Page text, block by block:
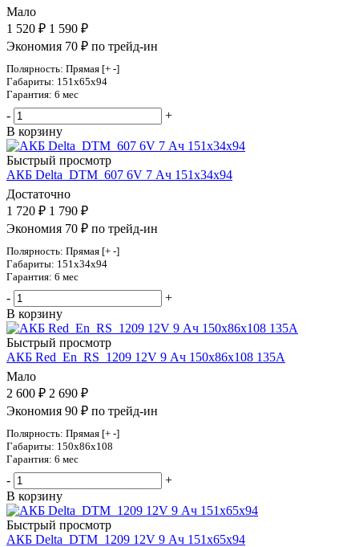
Мало
1 520 ₽ 1 590 ₽
Экономия 70 ₽ по трейд-ин
Полярность: Прямая [+ -]
Габариты: 151x65x94
Гарантия: 6 мес
-
+
В корзину
Быстрый просмотр
АКБ Delta_DTM_607 6V 7 Ач 151х34х94
Достаточно
1 720 ₽ 1 790 ₽
Экономия 70 ₽ по трейд-ин
Полярность: Прямая [+ -]
Габариты: 151x34x94
Гарантия: 6 мес
-
+
В корзину
Быстрый просмотр
АКБ Red_En_RS_1209 12V 9 Ач 150х86х108 135А
Мало
2 600 ₽ 2 690 ₽
Экономия 90 ₽ по трейд-ин
Полярность: Прямая [+ -]
Габариты: 150x86x108
Гарантия: 6 мес
-
+
В корзину
Быстрый просмотр
АКБ Delta_DTM_1209 12V 9 Ач 151х65х94